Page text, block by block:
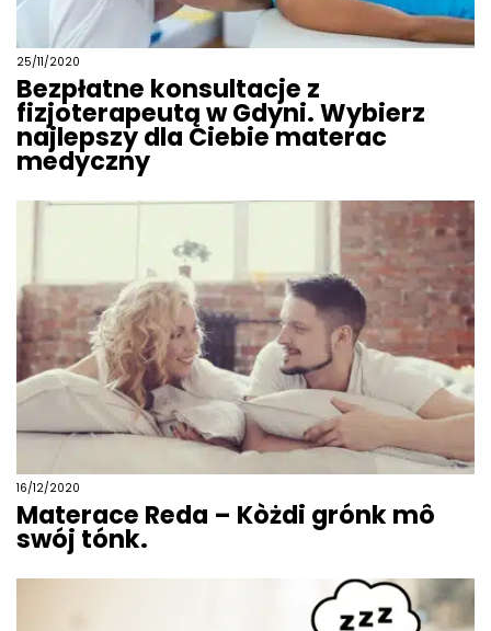
25/11/2020
Bezpłatne konsultacje z
fizjoterapeutą w Gdyni. Wybierz
najlepszy dla Ciebie materac
medyczny
16/12/2020
Materace Reda – Kòżdi grónk mô
swój tónk.